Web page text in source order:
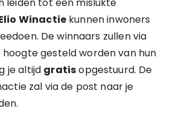
Winactie kunnen inwoners
De winnaars zullen via
gesteld worden van hun
je altijd gratisopgestuurd. De
zal via de post naar je